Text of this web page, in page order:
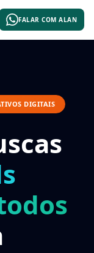
FALAR COM ALAN
DIGITAIS